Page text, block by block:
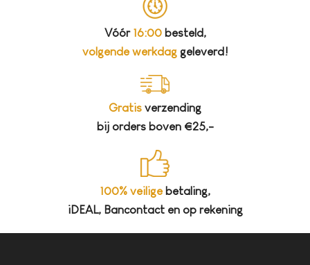
Vóór 16:00besteld,
volgende werkdag geleverd!
Gratis verzending
bij orders boven €25,-
100% veiligebetaling,
iDEAL, Bancontact en op rekening